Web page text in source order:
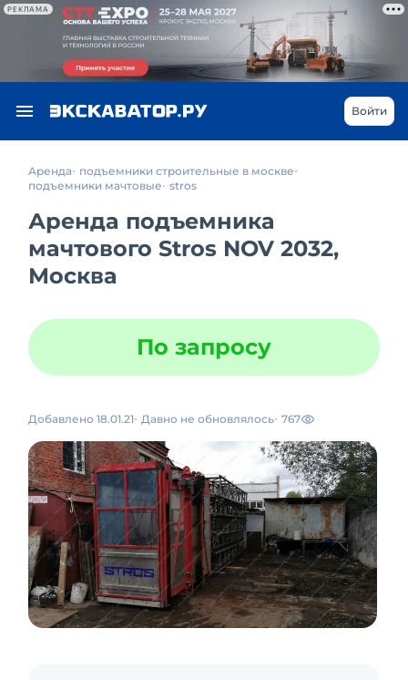
РЕКЛАМА
Войти
Аренда
подъемники строительные в москве
подъемники мачтовые stros
Аренда подъемника
мачтового Stros NOV 2032,
Москва
По запросу
Добавлено 18.01.21 Давно не обновлялось 767